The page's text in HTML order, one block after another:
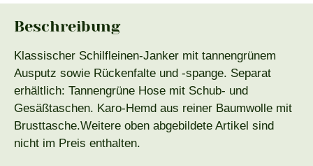
Beschreibung
Klassischer Schilfleinen-Janker mit tannengrünem
Ausputz sowie Rückenfalte und -spange. Separat
erhältlich: Tannengrüne Hose mit Schub- und
Gesäßtaschen. Karo-Hemd aus reiner Baumwolle mit
Brusttasche.Weitere oben abgebildete Artikel sind
nicht im Preis enthalten.